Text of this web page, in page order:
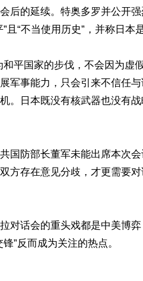
后的延续。特奥多罗并公开
且“不当使用历史”，并称日本
和平国家的步伐，不会因为虚
军事能力，只会引来不信任
。日本既没有核武器也没有战
国防部长董军未能出席本次
方存在意见分歧，才更需要
对话会的重头戏都是中美博
”反而成为关注的热点。